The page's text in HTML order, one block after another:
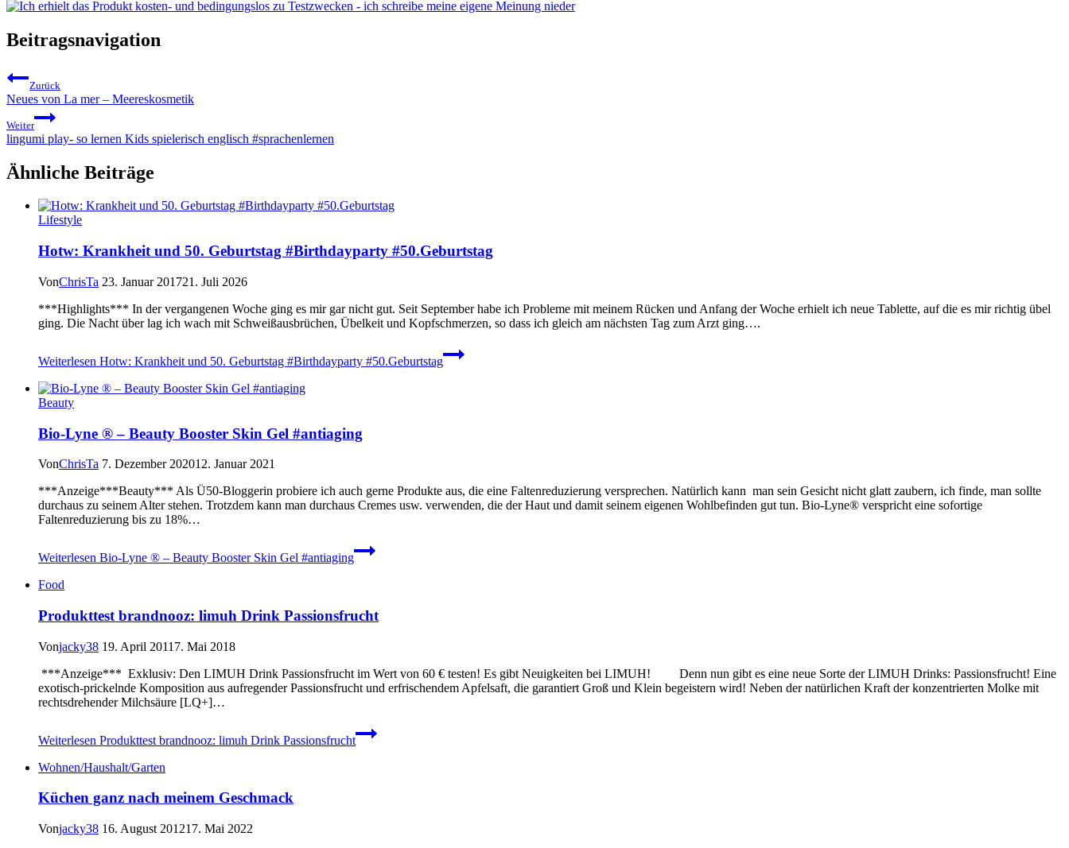
Beitragsnavigation
Zurück
Neues von La mer – Meereskosmetik
Weiter
lingumi play- so lernen Kids spielerisch englisch #sprachenlernen
Ähnliche Beiträge
Lifestyle
Hotw: Krankheit und 50. Geburtstag #Birthdayparty #50.Geburtstag
VonChrisTa 23. Januar 201721. Juli 2026
***Highlights*** In der vergangenen Woche ging es mir gar nicht gut. Seit September habe ich Probleme mit meinem Rücken und Anfang der Woche erhielt ich neue Tablette, auf die es mir richtig übel
ging. Die Nacht über lag ich wach mit Schweißausbrüchen, Übelkeit und Kopfschmerzen, so dass ich gleich am nächsten Tag zum Arzt ging….
Weiterlesen Hotw: Krankheit und 50. Geburtstag #Birthdayparty #50.Geburtstag
Beauty
Bio-Lyne ® – Beauty Booster Skin Gel #antiaging
VonChrisTa 7. Dezember 202012. Januar 2021
***Anzeige***Beauty*** Als Ü50-Bloggerin probiere ich auch gerne Produkte aus, die eine Faltenreduzierung versprechen. Natürlich kann man sein Gesicht nicht glatt zaubern, ich finde, man sollte
durchaus zu seinem Alter stehen. Trotzdem kann man durchaus Cremes usw. verwenden, die der Haut und damit seinem eigenen Wohlbefinden gut tun. Bio-Lyne® verspricht eine sofortige
Faltenreduzierung bis zu 18%…
Weiterlesen Bio-Lyne ® – Beauty Booster Skin Gel #antiaging
Food
Produkttest brandnooz: limuh Drink Passionsfrucht
Vonjacky38 19. April 2011 7. Mai 2018
***Anzeige*** Exklusiv: Den LIMUH Drink Passionsfrucht im Wert von 60 € testen! Es gibt Neuigkeiten bei LIMUH! Denn nun gibt es eine neue Sorte der LIMUH Drinks: Passionsfrucht! Eine
exotisch-prickelnde Komposition aus aufregender Passionsfrucht und erfrischendem Apfelsaft, die garantiert Groß und Klein begeistern wird! Neben der natürlichen Kraft der konzentrierten Molke mit
rechtsdrehender Milchsäure [LQ+]…
Weiterlesen Produkttest brandnooz: limuh Drink Passionsfrucht
Wohnen/Haushalt/Garten
Küchen ganz nach meinem Geschmack
Vonjacky38 16. August 201217. Mai 2022